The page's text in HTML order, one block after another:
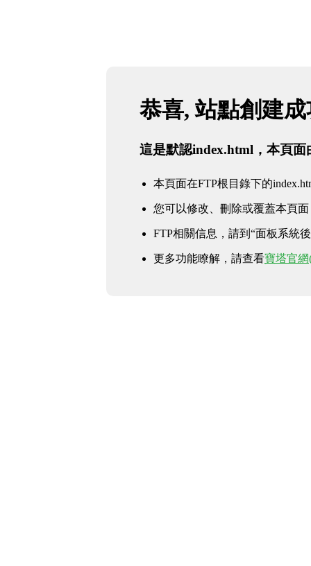
恭喜, 站點創建
這是默認index.html，本頁面
本頁面在FTP根目錄下的
您可以修改、刪除或覆蓋本頁面
FTP相關信息，請到“面板系統
更多功能瞭解，請查看寶塔官網